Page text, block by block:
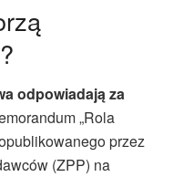
odpowiadają za
„Rola
przez
(ZPP) na